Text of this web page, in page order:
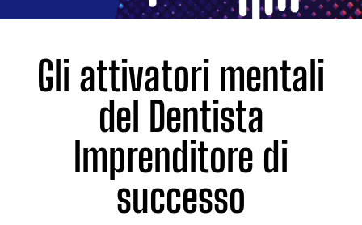
Gli attivatori mentali
del Dentista
Imprenditore di
successo